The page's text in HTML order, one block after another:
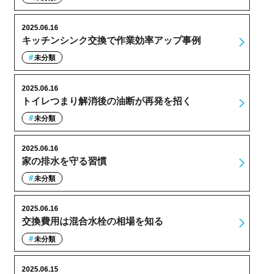
キッチンシンク交換で作業効率アップ事例
2025.06.16
未分類
トイレつまり解消後の油断が再発を招く
2025.06.16
未分類
家の排水を守る習慣
2025.06.16
未分類
交換費用は混合水栓の相場を知る
2025.06.16
未分類
2025.06.15